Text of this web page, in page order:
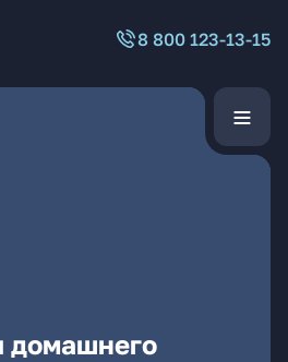
8 800 123-13-15
домашнего